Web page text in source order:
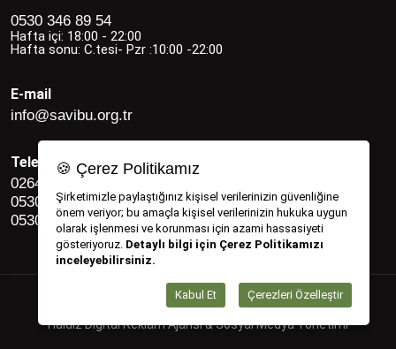
0530 346 89 54
Hafta içi: 18:00 - 22:00
Hafta sonu: C.tesi- Pzr :10:00 -22:00
E-mail
info@savibu.org.tr
Telefon
0264 582 12 17
0530 346 89 54
0530 704 69 54
Savibu Copyright © 2022 - 2026
Haldız Digital Reklam Ajansı & Sosyal Medya Yönetimi
🍪 Çerez Politikamız
Şirketimizle paylaştığınız kişisel verilerinizin güvenliğine
önem veriyor; bu amaçla kişisel verilerinizin hukuka uygun
olarak işlenmesi ve korunması için azami hassasiyeti
gösteriyoruz. Detaylı bilgi için Çerez Politikamızı
inceleyebilirsiniz.
Kabul Et Çerezleri Özelleştir